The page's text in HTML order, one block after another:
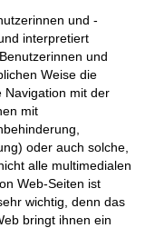
und -
interpretiert
und
Weise die
Navigation mit der
mit
oder auch solche,
alle multimedialen
Web-Seiten ist
wichtig, denn das
bringt ihnen ein